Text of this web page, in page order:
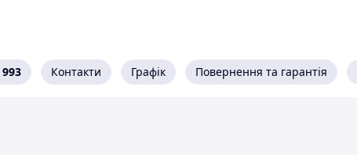
993 Контакти Графік Повернення та гарантія